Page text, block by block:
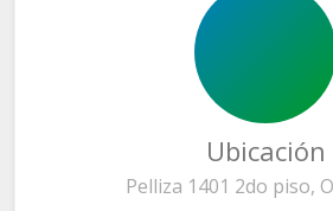
Ubicación
Pelliza 1401 2do piso,